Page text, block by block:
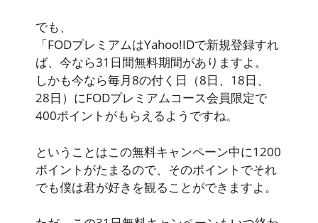
でも、
「FODプレミアムはYahoo!IDで新規登録すれ
ば、今なら31日間無料期間がありますよ。
しかも今なら毎月8の付く日（8日、18日、
28日）にFODプレミアムコース会員限定で
400ポイントがもらえるようですね。
ということはこの無料キャンペーン中に1200
ポイントがたまるので、そのポイントでそれ
でも僕は君が好きを観ることができますよ。